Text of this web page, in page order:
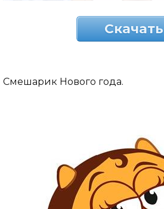
Скачать
Смешарик Нового года.